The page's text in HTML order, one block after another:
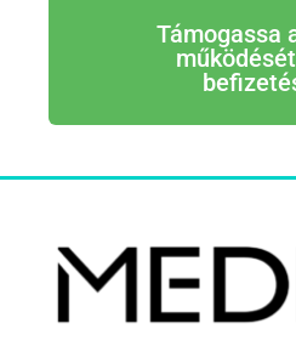
Támogassa